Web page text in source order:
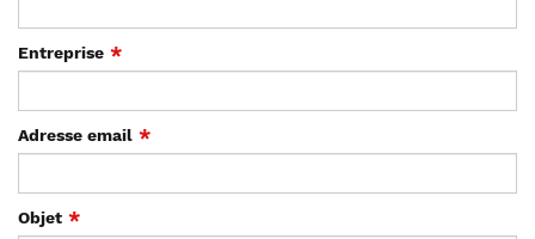
Entreprise
Adresse email
Objet